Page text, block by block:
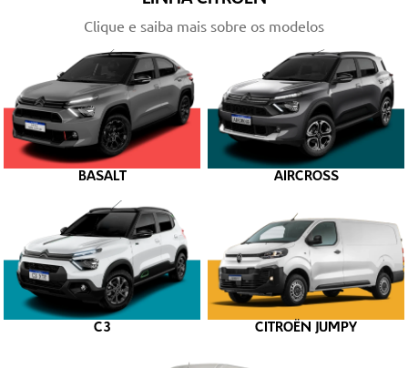
Clique e saiba mais sobre os modelos
BASALT AIRCROSS
C3 CITROËN JUMPY